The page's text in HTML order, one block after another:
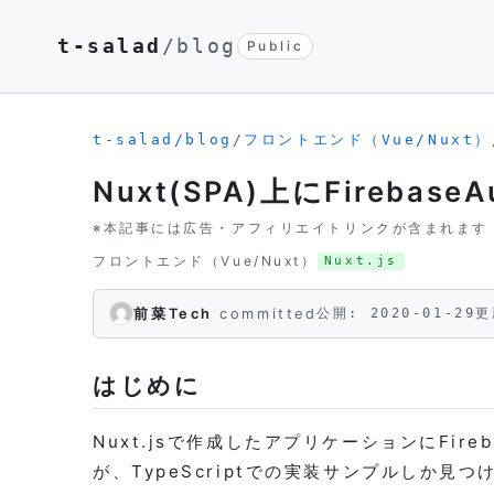
t-salad /blog Public
t-salad/blog / フロントエンド（Vue/Nuxt）
Nuxt(SPA)上に
※本記事には広告・アフィリエイトリンクが含まれます
フロントエンド（Vue/Nuxt） Nuxt.js
前菜Tech committed公開: 2020-01-29
はじめに
Nuxt.jsで作成したアプリケーションに
が、TypeScriptでの実装サンプルしか見つ